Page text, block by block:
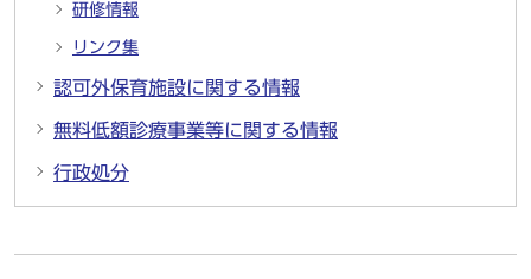
研修情報
リンク集
認可外保育施設に関する情報
無料低額診療事業等に関する情報
行政処分